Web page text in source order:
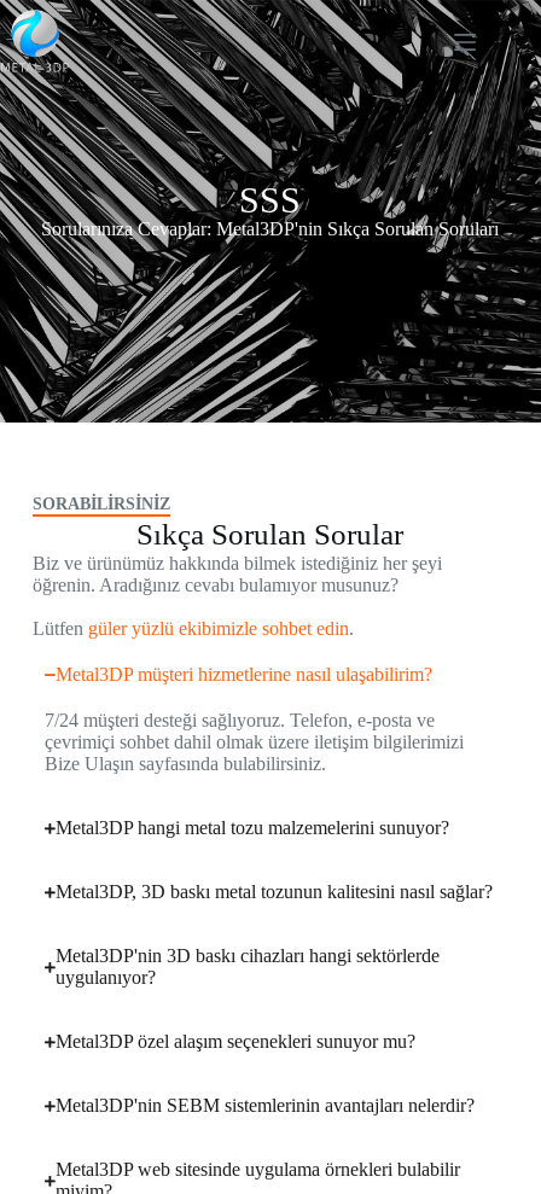
SSS
Sorularınıza Cevaplar: Metal3DP'nin Sıkça Sorulan Soruları
SORABİLİRSİNİZ
Sıkça Sorulan Sorular
Biz ve ürünümüz hakkında bilmek istediğiniz her şeyi
öğrenin. Aradığınız cevabı bulamıyor musunuz?
Lütfen güler yüzlü ekibimizle sohbet edin.
Metal3DP müşteri hizmetlerine nasıl ulaşabilirim?
7/24 müşteri desteği sağlıyoruz. Telefon, e-posta ve
çevrimiçi sohbet dahil olmak üzere iletişim bilgilerimizi
Bize Ulaşın sayfasında bulabilirsiniz.
Metal3DP hangi metal tozu malzemelerini sunuyor?
Metal3DP, 3D baskı metal tozunun kalitesini nasıl sağlar?
Metal3DP'nin 3D baskı cihazları hangi sektörlerde
uygulanıyor?
Metal3DP özel alaşım seçenekleri sunuyor mu?
Metal3DP'nin SEBM sistemlerinin avantajları nelerdir?
Metal3DP web sitesinde uygulama örnekleri bulabilir